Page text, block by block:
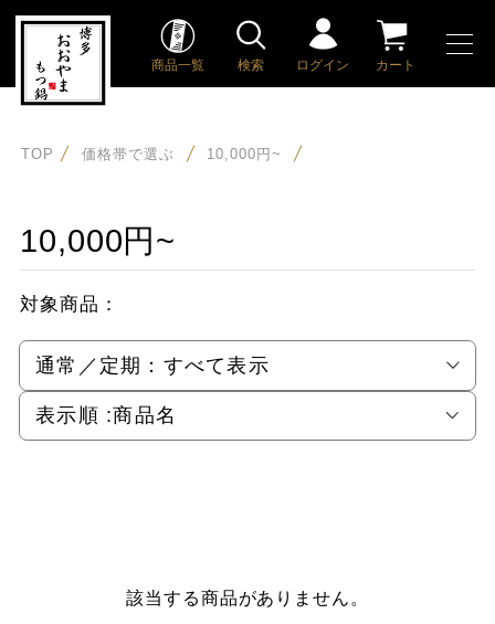
商品一覧 検索 ログイン カート
TOP 価格帯で選ぶ 10,000円~
10,000円~
対象商品：
通常／定期： すべて表示
表示順 :商品名
該当する商品がありません。